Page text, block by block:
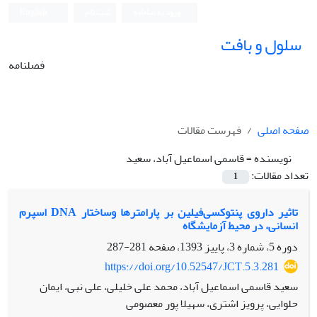
سلول و بافت
فصلنامه
صفحه اصلی
فهرست مقالات
نویسنده =قاسمی اسماعیل آباد، سعید
تعداد مقالات:
1
تاثیر داروی پنتوکسی‌فیلین بر پارامترها وساختار DNA اسپرم
انسانی، در محیط آزمایشگاه
دوره 5، شماره 3، پاییز 1393، صفحه
281-287
https://doi.org/10.52547/JCT.5.3.281
سعید قاسمی اسماعیل آباد، محمد علی خلیلی، علی نبی، ایمان
حلوایی، پرویز اشتری، سهیلا پور معصومی